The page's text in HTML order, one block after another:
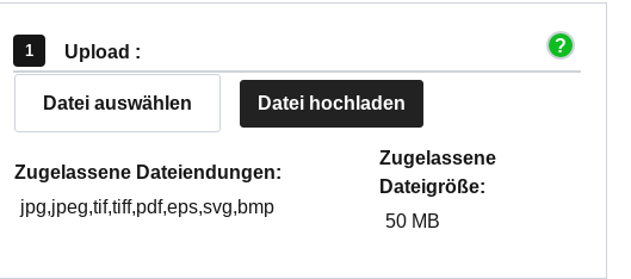
Upload :
Datei auswählen Datei hochladen
Zugelassene Dateiendungen:
jpg,jpeg,tif,tiff,pdf,eps,svg,bmp
Zugelassene
Dateigröße:
50 MB